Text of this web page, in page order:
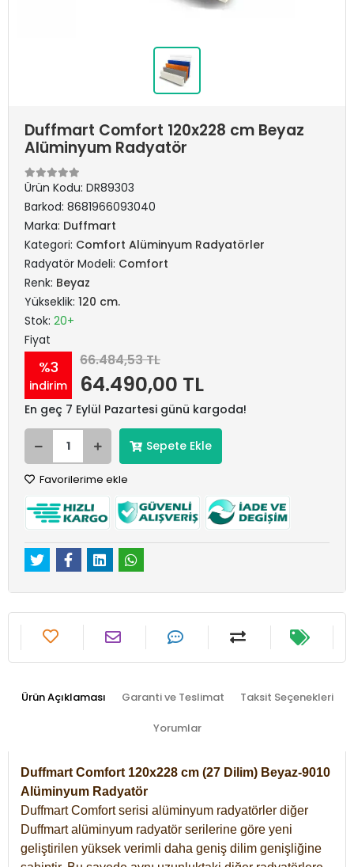
Duffmart Comfort 120x228 cm Beyaz
Alüminyum Radyatör
Ürün Kodu: DR89303
Barkod: 8681966093040
Marka: Duffmart
Kategori: Comfort Alüminyum Radyatörler
Radyatör Modeli: Comfort
Renk: Beyaz
Yükseklik: 120 cm.
Stok: 20+
Fiyat
%3
indirim
66.484,53 TL
64.490,00 TL
En geç 7 Eylül Pazartesi günü kargoda!
Sepete Ekle
Favorilerime ekle
Ürün Açıklaması Garanti ve Teslimat Taksit Seçenekleri
Yorumlar
Duffmart Comfort 120x228 cm (27 Dilim) Beyaz-9010
Alüminyum Radyatör
Duffmart Comfort serisi alüminyum radyatörler diğer
Duffmart alüminyum radyatör serilerine göre yeni
geliştirilen yüksek verimli daha geniş dilim genişliğine